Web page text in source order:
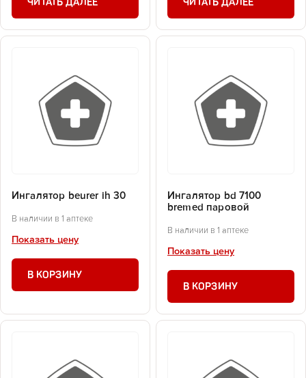
Ингалятор beurer ih 30
В наличии в 1 аптеке
Показать цену
В КОРЗИНУ
Ингалятор bd 7100
bremed паровой
В наличии в 1 аптеке
Показать цену
В КОРЗИНУ